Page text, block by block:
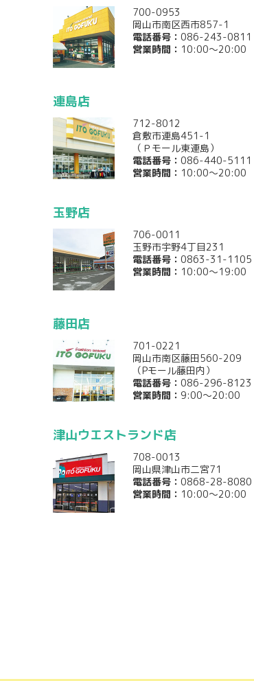
700-0953
岡山市南区西市857-1
電話番号： 086-243-0811
営業時間： 10:00～20:00
連島店
712-8012
倉敷市連島451-1
（Ｐモール東連島）
電話番号： 086-440-5111
営業時間： 10:00～20:00
玉野店
706-0011
玉野市宇野4丁目231
電話番号： 0863-31-1105
営業時間： 10:00～19:00
藤田店
701-0221
岡山市南区藤田560-209
（Pモール藤田内）
電話番号： 086-296-8123
営業時間： 9:00～20:00
津山ウエストランド店
708-0013
岡山県津山市二宮71
電話番号： 0868-28-8080
営業時間： 10:00～20:00